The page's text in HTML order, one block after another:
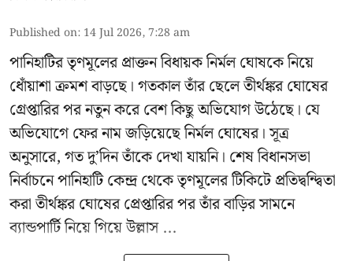
Published on: 14 Jul 2026, 7:28 am
পানিহাটির তৃণমূলের প্রাক্তন বিধায়ক নির্মল ঘোষকে নিয়ে
ধোঁয়াশা ক্রমশ বাড়ছে। গতকাল তাঁর ছেলে তীর্থঙ্কর ঘোষের
গ্রেপ্তারির পর নতুন করে বেশ কিছু অভিযোগ উঠেছে। যে
অভিযোগে ফের নাম জড়িয়েছে নির্মল ঘোষের। সূত্র
অনুসারে, গত দু’দিন তাঁকে দেখা যায়নি। শেষ বিধানসভা
নির্বাচনে পানিহাটি কেন্দ্র থেকে তৃণমূলের টিকিটে প্রতিদ্বন্দ্বিতা
করা তীর্থঙ্কর ঘোষের প্রেপ্তারির পর তাঁর বাড়ির সামনে
ব্যান্ডপার্টি নিয়ে গিয়ে উল্লাস ...